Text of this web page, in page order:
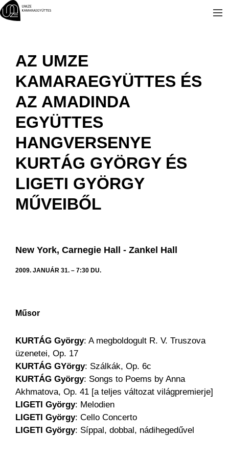
Kilépés
a
AZ UMZE
KAMARAEGYÜTTES ÉS
AZ AMADINDA
EGYÜTTES
HANGVERSENYE
KURTÁG GYÖRGY ÉS
LIGETI GYÖRGY
MŰVEIBŐL
New York, Carnegie Hall - Zankel Hall
2009. JANUÁR 31. – 7:30 DU.
Műsor
KURTÁG György: A megboldogult R. V. Truszova
üzenetei, Op. 17
KURTÁG GYörgy: Szálkák, Op. 6c
KURTÁG György: Songs to Poems by Anna
Akhmatova, Op. 41 [a teljes változat világpremierje]
LIGETI György: Melodien
LIGETI György: Cello Concerto
LIGETI György: Síppal, dobbal, nádihegedűvel